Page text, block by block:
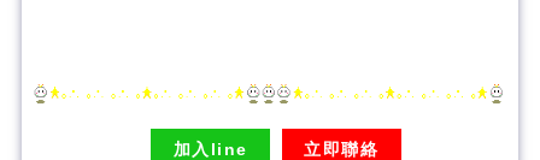
加入line 立即聯絡